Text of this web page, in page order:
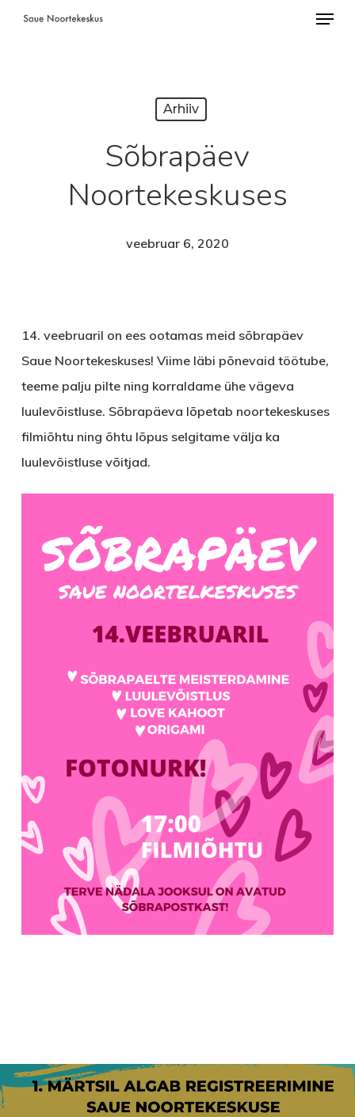
Skip
Arhiiv
Sõbrapäev
Noortekeskuses
veebruar 6, 2020
14. veebruaril on ees ootamas meid sõbrapäev
Saue Noortekeskuses! Viime läbi põnevaid töötube,
teeme palju pilte ning korraldame ühe vägeva
luulevõistluse. Sõbrapäeva lõpetab noortekeskuses
filmiõhtu ning õhtu lõpus selgitame välja ka
luulevõistluse võitjad.